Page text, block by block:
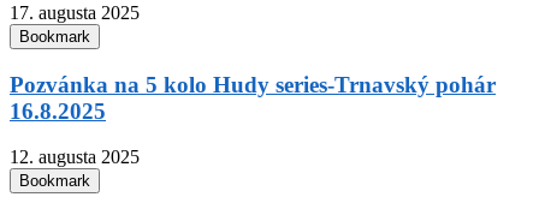
17. augusta 2025
Bookmark
Pozvánka na 5 kolo Hudy series-Trnavský pohár
16.8.2025
12. augusta 2025
Bookmark